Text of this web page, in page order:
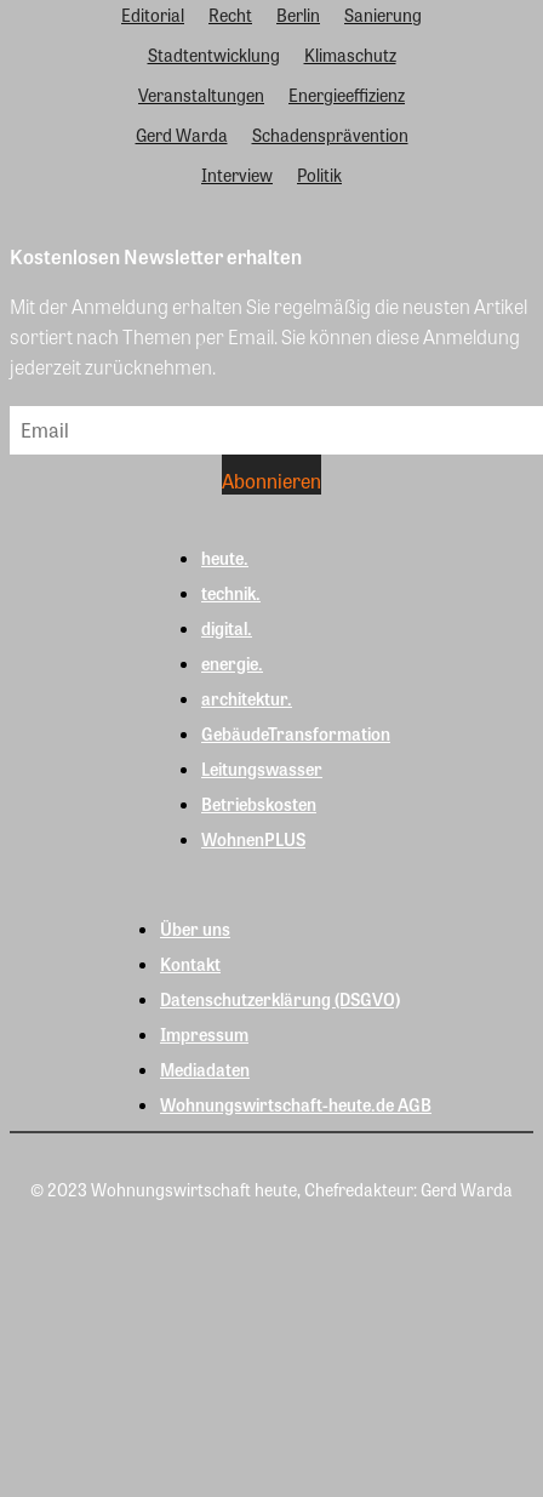
Editorial
Recht Berlin
Sanierung
Stadtentwicklung
Klimaschutz
Veranstaltungen
Energieeffizienz
Gerd Warda
Schadensprävention
Interview
Politik
Kostenlosen Newsletter erhalten
Mit der Anmeldung erhalten Sie regelmäßig die neusten Artikel
sortiert nach Themen per Email. Sie können diese Anmeldung
jederzeit zurücknehmen.
heute.
technik.
digital.
energie.
architektur.
GebäudeTransformation
Leitungswasser
Betriebskosten
WohnenPLUS
Über uns
Kontakt
Datenschutzerklärung (DSGVO)
Impressum
Mediadaten
Wohnungswirtschaft-heute.de AGB
© 2023 Wohnungswirtschaft heute, Chefredakteur: Gerd Warda